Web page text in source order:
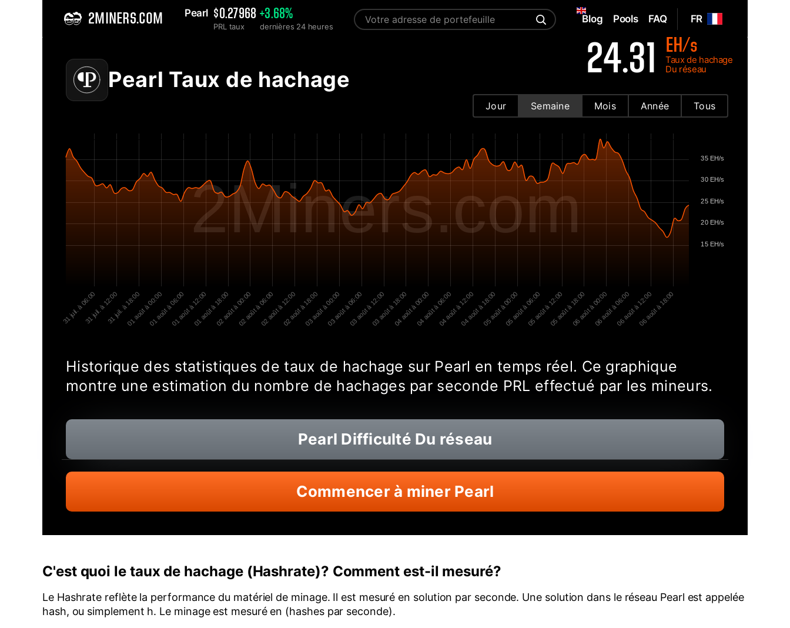
2MINERS.COM Pearl $0.27968
PRL taux
+3.68%
dernières 24 heures
FR
Blog Pools FAQ
Pearl Taux de hachage 24.31 EH/s
Taux de hachage
Du réseau
Jour Semaine Mois Année Tous
2Miners.com
31 juil. à 06:0031 juil. à 12:0031 juil. à 18:0001 août à 00:0001 août à 06:0001 août à 12:0001 août à 18:0002 août à 00:0002 août à 06:0002 août à 12:0002 août à 18:0003 août à 00:0003 août à 06:0003 août à 12:0003 août à 18:0004 août à 00:0004 août à 06:0004 août à 12:0004 août à 18:0005 août à 00:0005 août à 06:0005 août à 12:0005 août à 18:0006 août à 00:0006 août à 06:0006 août à 12:0006 août à 18:00
15 EH/s
20 EH/s
25 EH/s
30 EH/s
35 EH/s
Historique des statistiques de taux de hachage sur Pearl en temps réel. Ce graphique
montre une estimation du nombre de hachages par seconde PRL effectué par les mineurs.
Pearl Difficulté Du réseau
Commencer à miner Pearl
C'est quoi le taux de hachage (Hashrate)? Comment est-il mesuré?
Le Hashrate reflète la performance du matériel de minage. Il est mesuré en solution par seconde. Une solution dans le réseau Pearl est appelée
hash, ou simplement h. Le minage est mesuré en (hashes par seconde).